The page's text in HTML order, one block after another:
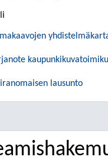
lausunto